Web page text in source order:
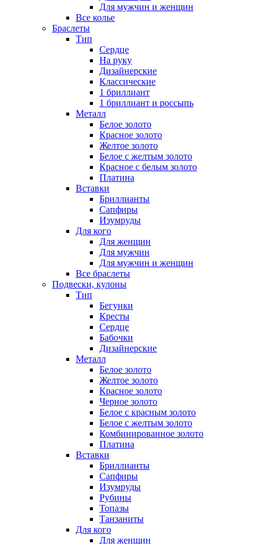
Для мужчин и женщин
Все колье
Браслеты
Тип
Сердце
На руку
Дизайнерские
Классические
1 бриллиант
1 бриллиант и россыпь
Металл
Белое золото
Красное золото
Желтое золото
Белое с желтым золото
Красное с белым золото
Платина
Вставки
Бриллианты
Сапфиры
Изумруды
Для кого
Для женщин
Для мужчин
Для мужчин и женщин
Все браслеты
Подвески, кулоны
Тип
Бегунки
Кресты
Сердце
Бабочки
Дизайнерские
Металл
Белое золото
Желтое золото
Красное золото
Черное золото
Белое с красным золото
Белое с желтым золото
Комбинированное золото
Платина
Вставки
Бриллианты
Сапфиры
Изумруды
Рубины
Топазы
Танзаниты
Для кого
Для женщин